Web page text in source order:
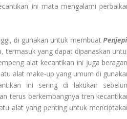
ini mata mengalami
di gunakan untuk membuat
termasuk yang dapat dipanaskan
alat kecantikan ini juga
alat make-up yang umum di
ini sering di lakukan
terus berkembangnya tren
alat yang penting untuk